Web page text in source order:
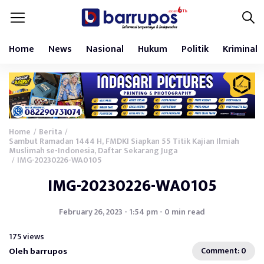
Home News Nasional Hukum Politik Kriminal
Home / Berita /
Sambut Ramadan 1444 H, FMDKI Siapkan 55 Titik Kajian Ilmiah
Muslimah se-Indonesia, Daftar Sekarang Juga
/ IMG-20230226-WA0105
IMG-20230226-WA0105
February 26, 2023 - 1:54 pm - 0 min read
175 views
Oleh barrupos Comment: 0